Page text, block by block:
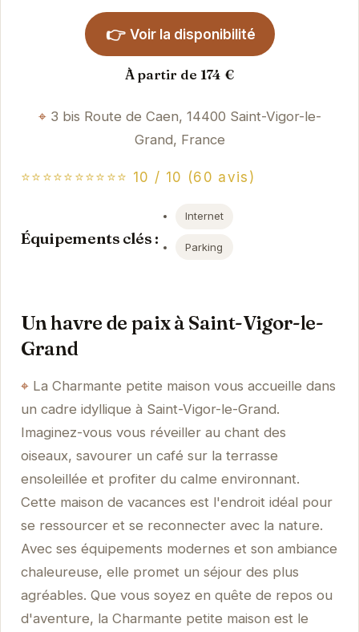
👉 Voir la disponibilité
À partir de 174 €
3 bis Route de Caen, 14400 Saint-Vigor-le-
Grand, France
⭐⭐⭐⭐⭐⭐⭐⭐⭐⭐ 10 / 10 (60 avis)
Équipements clés :
Internet
Parking
Un havre de paix à Saint-Vigor-le-
Grand
La Charmante petite maison vous accueille dans
un cadre idyllique à Saint-Vigor-le-Grand.
Imaginez-vous vous réveiller au chant des
oiseaux, savourer un café sur la terrasse
ensoleillée et profiter du calme environnant.
Cette maison de vacances est l'endroit idéal pour
se ressourcer et se reconnecter avec la nature.
Avec ses équipements modernes et son ambiance
chaleureuse, elle promet un séjour des plus
agréables. Que vous soyez en quête de repos ou
d'aventure, la Charmante petite maison est le